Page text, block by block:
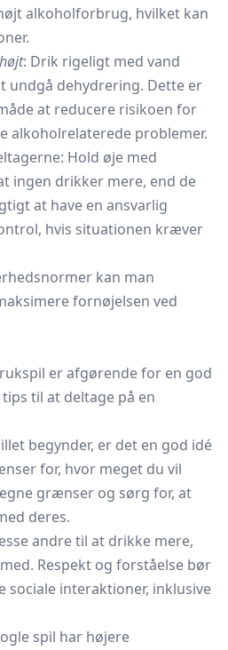
alkoholforbrug, hvilket kan
: Drik rigeligt med vand
undgå dehydrering. Dette er
at reducere risikoen for
alkoholrelaterede problemer.
Hold øje med
ingen drikker mere, end de
at have en ansvarlig
hvis situationen kræver
kan man
fornøjelsen ved
er afgørende for en god
til at deltage på en
begynder, er det en god idé
for, hvor meget du vil
grænser og sørg for, at
deres.
andre til at drikke mere,
Respekt og forståelse bør
sociale interaktioner, inklusive
spil har højere